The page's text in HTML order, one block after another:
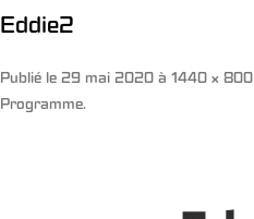
Eddie2
Publié le 29 mai 2020 à 1440 × 800
Programme.